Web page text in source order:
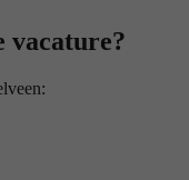
vacature?